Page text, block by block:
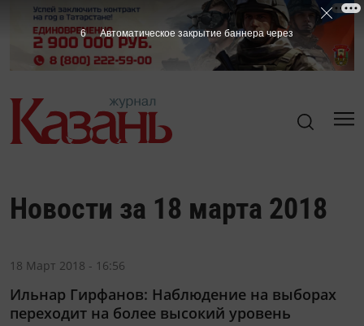
Новости за 18 марта 2018
18 Март 2018 - 16:56
Ильнар Гирфанов: Наблюдение на выборах
переходит на более высокий уровень
5 Автоматическое закрытие баннера через